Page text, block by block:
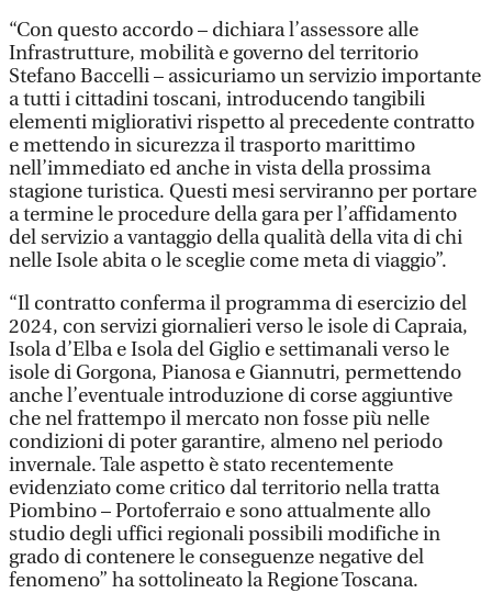
“Con questo accordo – dichiara l’assessore alle
Infrastrutture, mobilità e governo del territorio
Stefano Baccelli – assicuriamo un servizio importante
a tutti i cittadini toscani, introducendo tangibili
elementi migliorativi rispetto al precedente contratto
e mettendo in sicurezza il trasporto marittimo
nell’immediato ed anche in vista della prossima
stagione turistica. Questi mesi serviranno per portare
a termine le procedure della gara per l’affidamento
del servizio a vantaggio della qualità della vita di chi
nelle Isole abita o le sceglie come meta di viaggio”.
“Il contratto conferma il programma di esercizio del
2024, con servizi giornalieri verso le isole di Capraia,
Isola d’Elba e Isola del Giglio e settimanali verso le
isole di Gorgona, Pianosa e Giannutri, permettendo
anche l’eventuale introduzione di corse aggiuntive
che nel frattempo il mercato non fosse più nelle
condizioni di poter garantire, almeno nel periodo
invernale. Tale aspetto è stato recentemente
evidenziato come critico dal territorio nella tratta
Piombino – Portoferraio e sono attualmente allo
studio degli uffici regionali possibili modifiche in
grado di contenere le conseguenze negative del
fenomeno” ha sottolineato la Regione Toscana.